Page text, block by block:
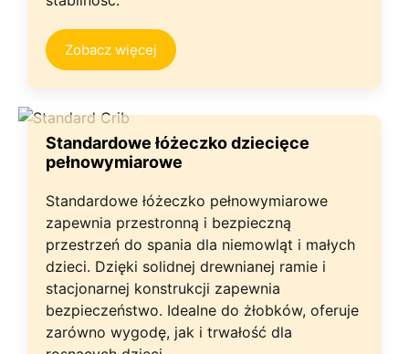
Zobacz więcej
Standardowe łóżeczko dziecięce
pełnowymiarowe
Standardowe łóżeczko pełnowymiarowe
zapewnia przestronną i bezpieczną
przestrzeń do spania dla niemowląt i małych
dzieci. Dzięki solidnej drewnianej ramie i
stacjonarnej konstrukcji zapewnia
bezpieczeństwo. Idealne do żłobków, oferuje
zarówno wygodę, jak i trwałość dla